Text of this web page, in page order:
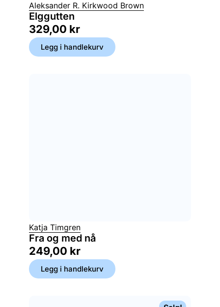
Aleksander R. Kirkwood Brown
Elggutten
329,00 kr
Legg i handlekurv
Katja Timgren
Fra og med nå
249,00 kr
Legg i handlekurv